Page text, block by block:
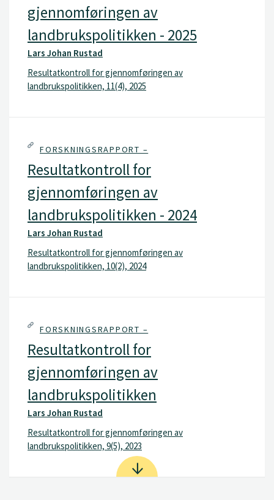
gjennomføringen av
landbrukspolitikken - 2025
Lars Johan Rustad
Resultatkontroll for gjennomføringen av
landbrukspolitikken, 11(4), 2025
FORSKNINGSRAPPORT –
Resultatkontroll for
gjennomføringen av
landbrukspolitikken - 2024
Lars Johan Rustad
Resultatkontroll for gjennomføringen av
landbrukspolitikken, 10(2), 2024
FORSKNINGSRAPPORT –
Resultatkontroll for
gjennomføringen av
landbrukspolitikken
Lars Johan Rustad
Resultatkontroll for gjennomføringen av
landbrukspolitikken, 9(5), 2023